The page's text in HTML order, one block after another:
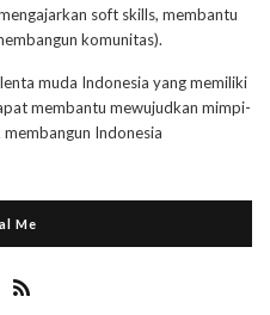
soft skills, membantu
komunitas).
muda Indonesia yang memiliki
membantu mewujudkan mimpi-
Indonesia
Me